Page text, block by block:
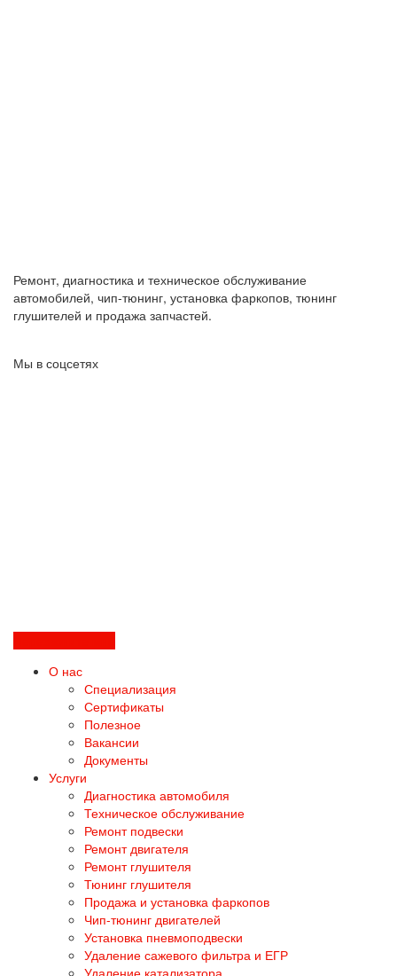
Ремонт, диагностика и техническое обслуживание
автомобилей, чип-тюнинг, установка фаркопов, тюнинг
глушителей и продажа запчастей.
Мы в соцсетях
О нас
Специализация
Сертификаты
Полезное
Вакансии
Документы
Услуги
Диагностика автомобиля
Техническое обслуживание
Ремонт подвески
Ремонт двигателя
Ремонт глушителя
Тюнинг глушителя
Продажа и установка фаркопов
Чип-тюнинг двигателей
Установка пневмоподвески
Удаление сажевого фильтра и ЕГР